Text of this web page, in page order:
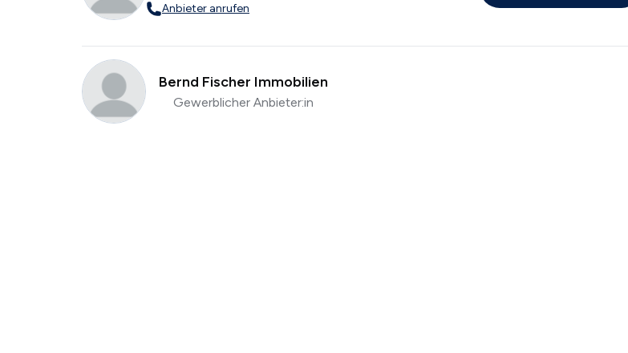
Anbieter anrufen
Bernd Fischer Immobilien
Gewerblicher Anbieter:in